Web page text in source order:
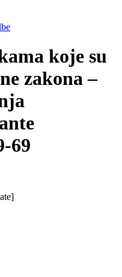
koje su
zakona –
69